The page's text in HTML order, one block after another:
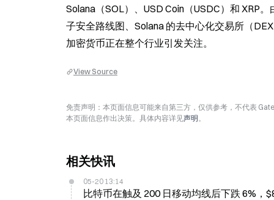
Solana（SOL）、USD Coin（USDC）和 XRP
子安全路线图、Solana 的去中心化交易所（
加密货币正在整个行业引发关注。
View Source
免责声明：本页面信息可能来自第三方，仅供参考，不代表
本页面信息作出决策。具体内容详见声明。
相关快讯
05-20 13:14
比特币在触及 200 日移动均线后下跌 6%，